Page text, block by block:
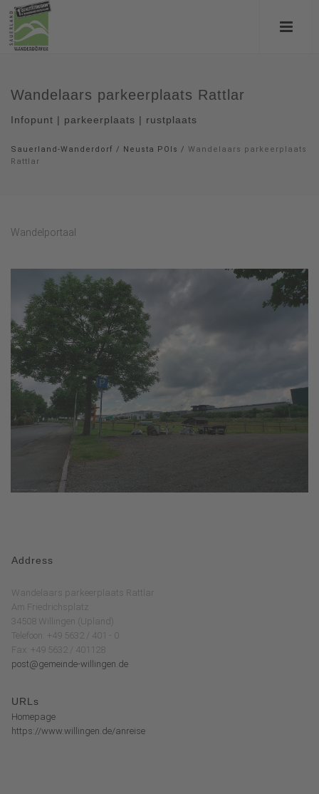
Wandelaars parkeerplaats Rattlar
Infopunt | parkeerplaats | rustplaats
Sauerland-Wanderdorf / Neusta POIs / Wandelaars parkeerplaats
Rattlar
Wandelportaal
Address
Wandelaars parkeerplaats Rattlar
Am Friedrichsplatz
34508 Willingen (Upland)
Telefoon: +49 5632 / 401 - 0
Fax: +49 5632 / 401128
post@gemeinde-willingen.de
URLs
Homepage
https://www.willingen.de/anreise